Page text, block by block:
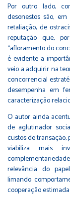
Por outro lado,
desonestos são,
retaliação, de
reputação que,
“afloramento do
é evidente a
veio a adquirir na
concorrencial
desempenha em
caracterização
O autor ainda
de aglutinador
custos de
viabiliza mais
relevância do
limando
cooperação